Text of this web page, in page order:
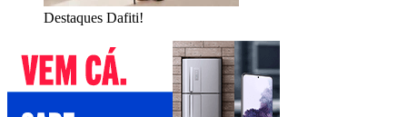
Destaques Dafiti!